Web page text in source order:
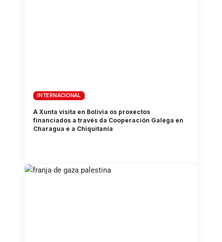
INTERNACIONAL
A Xunta visita en Bolivia os proxectos
financiados a través da Cooperación Galega en
Charagua e a Chiquitanía